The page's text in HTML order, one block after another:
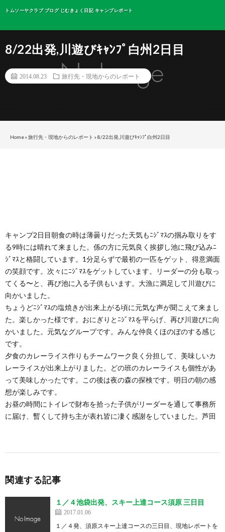
トムソーヤクラブ ブログ じむきょく日記 キャンプレポート
8/22出発,川遊びｷｬﾝﾌﾟ白州2日目
2014.08.23 旅行先・現地からのレポート
Home»旅行先・現地からのレポート »8/22出発,川遊びｷｬﾝﾌﾟ白州2日目
キャンプ2日目朝食の時は薄曇りだった天気もﾆｼﾞﾏｽの掴み取りをす
る9時には晴れて来ました。係の方に元気良く挨拶し池に飛び込みﾆ
ｼﾞﾏｽと格闘しています。1分足らずで最初の一匹をゲット、得意満面
の笑顔です。次々にﾆｼﾞﾏｽをゲットしています。リーダーの分も取っ
てくる〜と、再び池に入る子供もいます。大漁に満足して川遊びに
向かいました。
ちょうどﾆｼﾞﾏｽの塩焼きが出来上がる頃に元気な声が聞こえて来まし
た。楽しかった様です。おにぎりとﾆｼﾞﾏｽを平らげ、再び川遊びに向
かいました。元気なグループです。みんな仲良くほのぼのする感じ
です。
夕食のカレーライス作りもチームワーク良く分担して、美味しいカ
レーライスが出来上がりました。どの班のカレーライスも個性があ
って美味しかったです。この後は夜の森の探検です。明日の朝の感
想が楽しみです。
お昼の時間にトイレで財布を拾った子供がリーダーを通して事務所
に届け、暫くして持ち主が表れ皆に凄く感謝をしていました。芦田
関連する記事
１／４池袋出発、スキー上達コース須原 三日目
2017.01.06
１／４発、須原スキー上達コースの三日目、現地レポートを